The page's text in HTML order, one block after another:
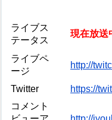
ライブス
テータス
現在放送
ライブペ
ージ
http://
Twitter
https://
コメント